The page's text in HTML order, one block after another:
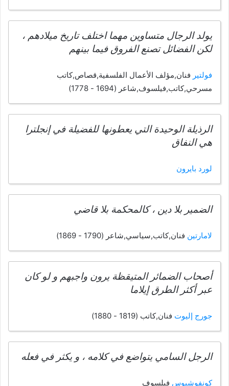
يولد الرجال متساوين مهما اختلف تاريخ ميلادهم ،
لكن الفضائل تصنع الفروق فيما بينهم
فولتير فنان,مؤلف الأعمال الفلسفية,قصاص,كاتب
مسرحي,كاتب,فيلسوف,شاعر (1694 - 1778)
الرذيلة الوحيدة التي يعطونها للفضيلة في إنجلترا
هي النفاق
لورد بايرون
الضمير بلا دين ، كالمحكمة بلا قاضي
لامارتين فنان,كاتب,سياسي,شاعر (1790 - 1869)
أصحاب الضمائر المتيقظة يرون واجبهم و لو كان
عبر أكثر الطرق إيلاما
جورج إليوت فنان,كاتب (1819 - 1880)
الرجل السامي يتواضع في كلامه ، و يكثر في فعله
كونفوشيوس فيلسوف